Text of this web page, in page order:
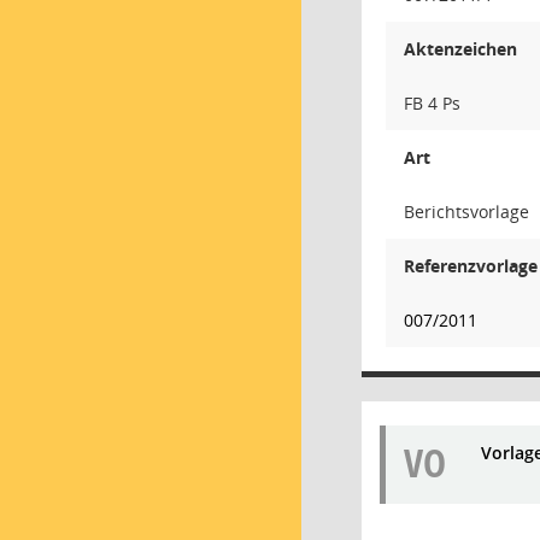
Aktenzeichen
FB 4 Ps
Art
Berichtsvorlage
Referenzvorlage
007/2011
VO